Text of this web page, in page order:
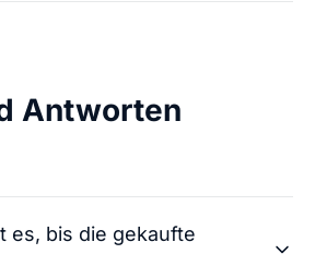
Antworten
es, bis die gekaufte